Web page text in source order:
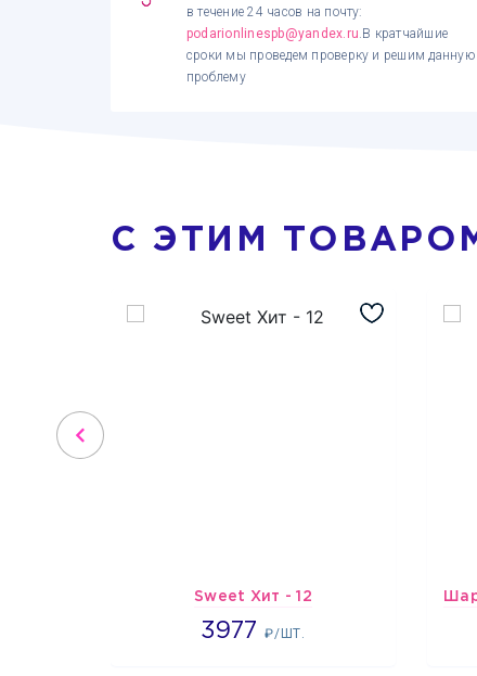
в течение 24 часов на почту:
podarionlinespb@yandex.ru.В кратчайшие
сроки мы проведем проверку и решим данную
проблему
С ЭТИМ
Sweet Хит - 12
3977₽/ШТ.
3977